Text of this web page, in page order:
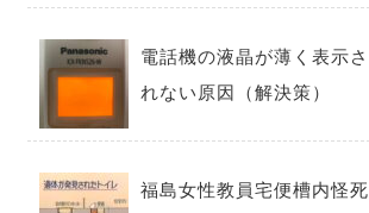
電話機の液晶が薄く表示さ
れない原因（解決策）
福島女性教員宅便槽内怪死